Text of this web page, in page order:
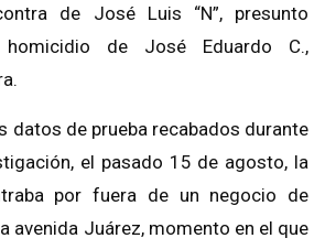
de José Luis “N”, presunto
homicidio de José Eduardo C.,
datos de prueba recabados durante
el pasado 15 de agosto, la
por fuera de un negocio de
avenida Juárez, momento en el que